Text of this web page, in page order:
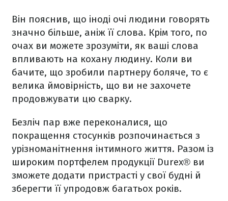
Він пояснив, що іноді очі людини говорять
значно більше, аніж її слова. Крім того, по
очах ви можете зрозуміти, як ваші слова
впливають на кохану людину. Коли ви
бачите, що зробили партнеру боляче, то є
велика ймовірність, що ви не захочете
продовжувати цю сварку.
Безліч пар вже переконалися, що
покращення стосунків розпочинається з
урізноманітнення інтимного життя. Разом із
широким портфелем продукції Durex® ви
зможете додати пристрасті у свої будні й
зберегти її упродовж багатьох років.